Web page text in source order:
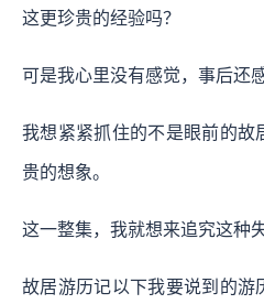
这更珍贵的经验吗？
可是我心里没有感觉，事后还
我想紧紧抓住的不是眼前的故
贵的想象。
这一整集，我就想来追究这种
故居游历记以下我要说到的游